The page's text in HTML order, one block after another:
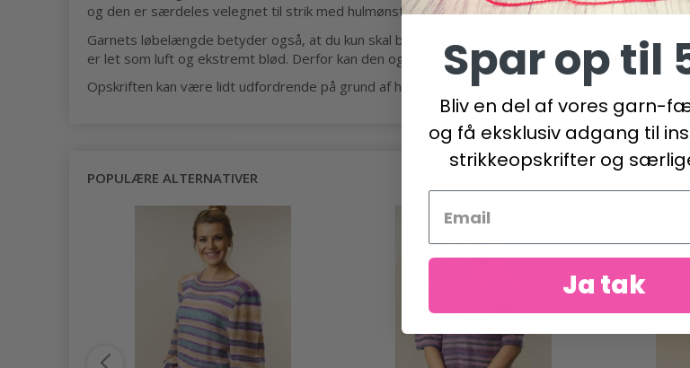
og den er særdeles velegnet til strik med hulmønstre, da den giver et smukt resultat hver gang.
Garnets løbelængde betyder også, at du kun skal bruge 100-150 gram garn for at kunne
er let som luft og ekstremt blød. Derfor kan den også fint bruges i sommerhalvåret, for den bliver
Opskriften kan være lidt udfordrende på grund af hulmønsteret, så vi anbefaler den ikke til
POPULÆRE ALTERNATIVER
Spar op til
Bliv en del af vores garn-
og få eksklusiv adgang til
strikkeopskrifter og
Ja tak